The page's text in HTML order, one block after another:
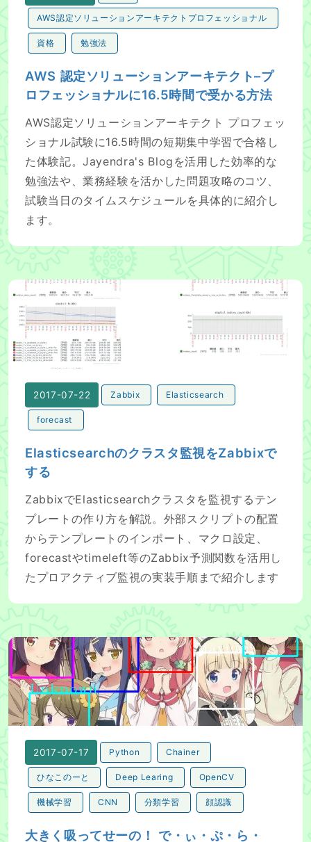
AWS認定ソリューションアーキテクトプロフェッショナル
資格 勉強法
AWS 認定ソリューションアーキテクト–プ
ロフェッショナルに16.5時間で受かる方法
AWS認定ソリューションアーキテクト プロフェッ
ショナル試験に16.5時間の短期集中学習で合格し
た体験記。Jayendra's Blogを活用した効率的な
勉強法や、業務経験を活かした問題攻略のコツ、
試験当日のタイムスケジュールを具体的に紹介し
ます。
Elasticsearchのクラスタ監視をZabbixでする
2017-07-22 Zabbix Elasticsearch
forecast
Elasticsearchのクラスタ監視をZabbixで
する
ZabbixでElasticsearchクラスタを監視するテン
プレートの作り方を解説。外部スクリプトの配置
からテンプレートのインポート、マクロ設定、
forecastやtimeleft等のZabbix予測関数を活用し
たプロアクティブ監視の実装手順まで紹介します
大きく吸ってせーの！ で・ぃ・ぷ・ら・ん・に・ん・
2017-07-17 Python Chainer
ひなこのーと Deep Learing OpenCV
機械学習 CNN 分類学習 顔認識
大きく吸ってせーの！ で・ぃ・ぷ・ら・